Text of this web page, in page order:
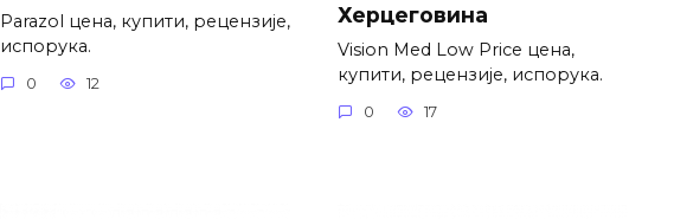
Parazol цена, купити, рецензије,
испорука.
0 12
Херцеговина
Vision Med Low Price цена,
купити, рецензије, испорука.
0 17